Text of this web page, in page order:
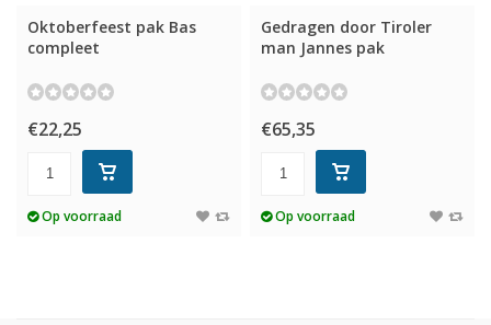
Oktoberfeest pak Bas
compleet
€22,25
Op voorraad
Gedragen door Tiroler
man Jannes pak
€65,35
Op voorraad